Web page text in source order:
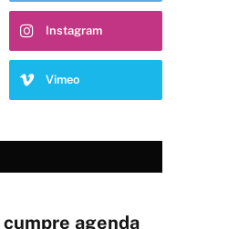
Instagram
Vimeo
agenda